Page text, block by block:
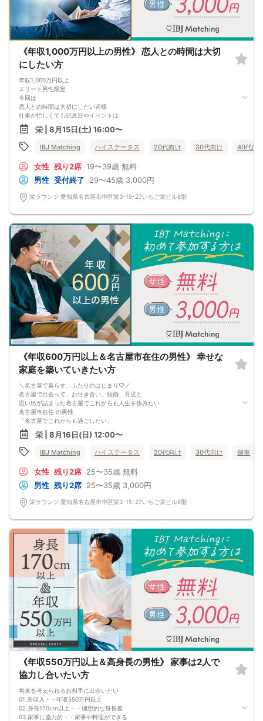
《年収1,000万円以上の男性》 恋人との時間は大切
にしたい方
年収1,000万円以上
エリート男性限定
今回は
恋人との時間は大切にしたい皆様
仕事が忙しくても記念日やイベントは
一緒にディナーに出かけたり、
少し長い休みが取れた時は海外旅行に行ったり♡
普段忙しくても恋人との時間があるから頑張れる。
好きな人 がいて 好きな仕事をする
栄 | 8月15日(土) 16:00〜
IBJ Matching ハイステータス 20代向け 30代向け 40代向
女性 残り2席 19〜39歳 無料
男性 受付終了 29〜45歳 3,000円
栄ラウンジ 愛知県名古屋市中区栄3-15-27いちご栄ビル8階
《年収600万円以上＆名古屋市在住の男性》 幸せな
家庭を築いていきたい方
＼名古屋で暮らす、ふたりのはじまり♡／
名古屋で出会って、お付き合い、結婚、育児と
思い出が詰まった名古屋でこれからも人生を歩みたい
名古屋市在住 の男性
「名古屋でこれからも過ごしたい」
穏やかなで幸せの家庭を築きたい
栄 | 8月16日(日) 12:00〜
IBJ Matching ハイステータス 20代向け 30代向け 個室
女性 残り2席 25〜35歳 無料
男性 残り2席 25〜35歳 3,000円
栄ラウンジ 愛知県名古屋市中区栄3-15-27いちご栄ビル8階
《年収550万円以上＆高身長の男性》 家事は2人で
協力し合いたい方
将来を考えられるお相手に出会いたい
01.高収入・・年収550万円以上
02.身長170cm以上・・理想的な身長差
03.家事に協力的・・家事や料理ができる